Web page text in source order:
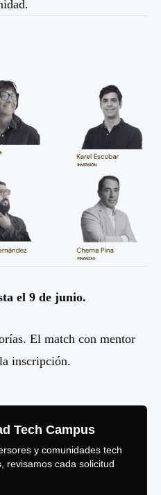
el 9 de junio.
El match con mentor
inscripción.
Tech Campus
y comunidades tech
revisamos cada solicitud